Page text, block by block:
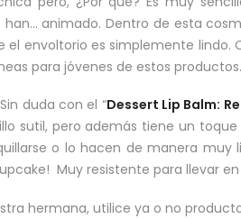
han… animado. Dentro de esta
el envoltorio es simplemente lindo.
para jóvenes de estos productos.
duda con el “Dessert Lip Balm:
sutil, pero además tiene un
o lo hacen de manera muy
Muy resistente para llevar
hermana, utilice ya o no